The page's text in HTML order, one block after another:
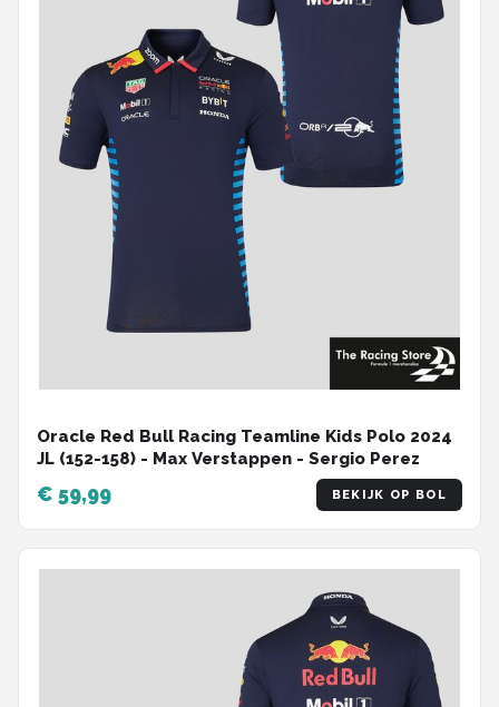
Oracle Red Bull Racing Teamline Kids Polo 2024
JL (152-158) - Max Verstappen - Sergio Perez
€ 59,99 BEKIJK OP BOL